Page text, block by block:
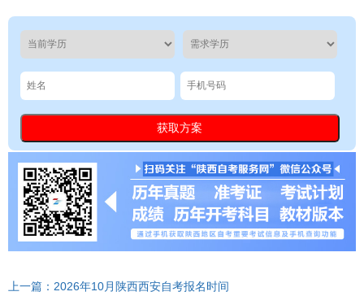
上一篇：2026年10月陕西西安自考报名时间